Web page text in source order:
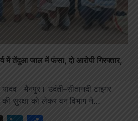
में तेंदुआ जाल में फंसा, दो आरोपी गिरफ्तार,
यादव मैनपुर। उदंती–सीतानदी टाइगर
की सुरक्षा को लेकर वन विभाग ने…